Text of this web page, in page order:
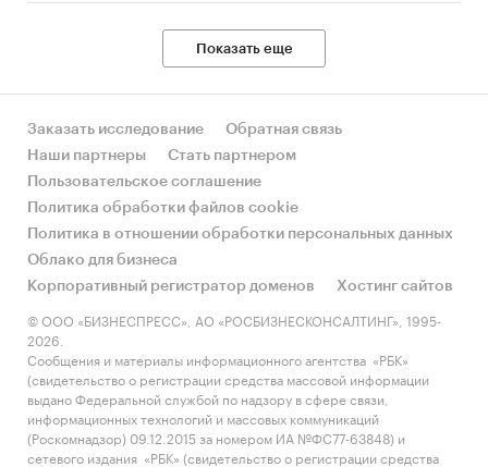
Показать еще
Заказать исследование
Обратная связь
Наши партнеры
Стать партнером
Пользовательское соглашение
Политика обработки файлов cookie
Политика в отношении обработки персональных данных
Облако для бизнеса
Корпоративный регистратор доменов
Хостинг сайтов
© ООО «БИЗНЕСПРЕСС», АО «РОСБИЗНЕСКОНСАЛТИНГ», 1995-
2026.
Сообщения и материалы информационного агентства «РБК»
(свидетельство о регистрации средства массовой информации
выдано Федеральной службой по надзору в сфере связи,
информационных технологий и массовых коммуникаций
(Роскомнадзор) 09.12.2015 за номером ИА №ФС77-63848) и
сетевого издания «РБК» (свидетельство о регистрации средства